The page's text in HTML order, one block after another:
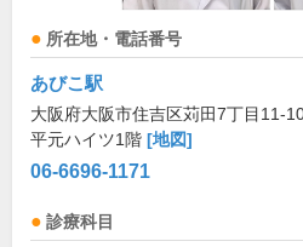
所在地・電話番号
あびこ駅
大阪府大阪市住吉区苅田7丁目11-
平元ハイツ1階 [地図]
06-6696-1171
診療科目